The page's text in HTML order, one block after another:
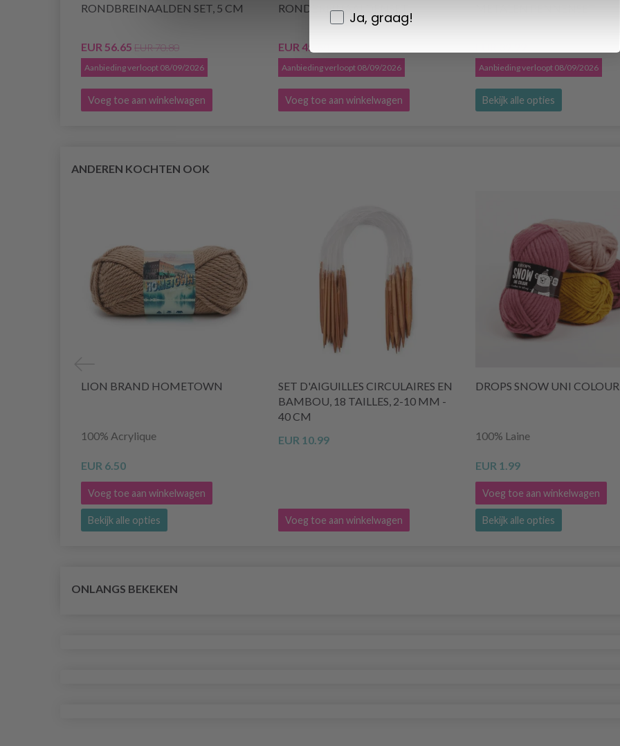
RONDBREINAALDEN SET, 5 CM
EUR 56.65 EUR 70.80
Aanbieding verloopt 08/09/2026
Voeg toe aan winkelwagen
RONDBREINAALDENSET
EUR 45.60
Aanbieding verloopt 08/09/2026
Voeg toe aan winkelwagen
Aanbieding verloopt 08/09/2026
Bekijk alle opties
ANDEREN KOCHTEN OOK
LION BRAND HOMETOWN
100% Acrylique
EUR 6.50
Voeg toe aan winkelwagen
Bekijk alle opties
SET D'AIGUILLES CIRCULAIRES EN
BAMBOU, 18 TAILLES, 2-10 MM -
40 CM
EUR 10.99
Voeg toe aan winkelwagen
DROPS SNOW UNI COLOUR
100% Laine
EUR 1.99
Voeg toe aan winkelwagen
Bekijk alle opties
ONLANGS BEKEKEN
Ja, graag!